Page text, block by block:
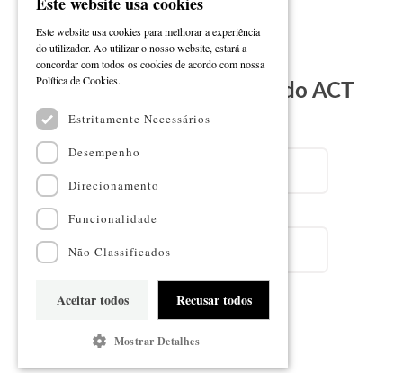
Subscreva a Newsletter do ACT
Subscrever
Mapa do sítio
ENGLISH
Este website usa cookies para melhorar a experiência
do utilizador. Ao utilizar o nosso website, estará a
concordar com todos os cookies de acordo com nossa
Política de Cookies.
Estritamente Necessários
Desempenho
Direcionamento
Funcionalidade
Não Classificados
Aceitar todos Recusar todos
Mostrar Detalhes